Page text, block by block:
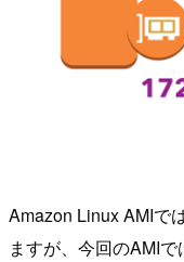
Amazon Linux AMIで
ますが、今回のAMI